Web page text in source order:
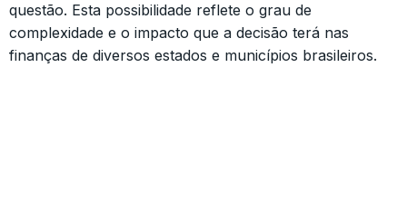
questão. Esta possibilidade reflete o grau de
complexidade e o impacto que a decisão terá nas
finanças de diversos estados e municípios brasileiros.